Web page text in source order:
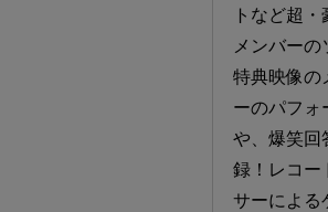
トなど超
メンバー
特典映像の
ーのパフォ
や、爆笑回
録！レコー
サーによる